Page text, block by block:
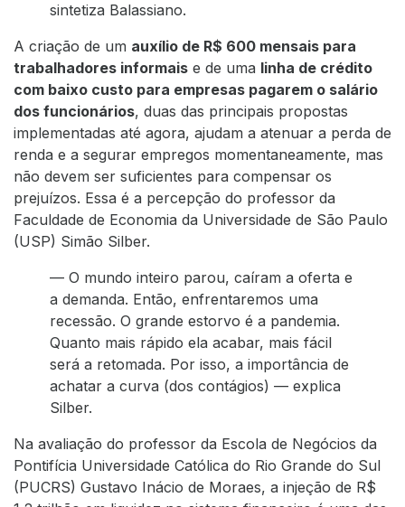
sintetiza Balassiano.
A criação de um auxílio de R$ 600 mensais para
trabalhadores informais e de uma linha de crédito
com baixo custo para empresas pagarem o salário
dos funcionários, duas das principais propostas
implementadas até agora, ajudam a atenuar a perda de
renda e a segurar empregos momentaneamente, mas
não devem ser suficientes para compensar os
prejuízos. Essa é a percepção do professor da
Faculdade de Economia da Universidade de São Paulo
(USP) Simão Silber.
— O mundo inteiro parou, caíram a oferta e
a demanda. Então, enfrentaremos uma
recessão. O grande estorvo é a pandemia.
Quanto mais rápido ela acabar, mais fácil
será a retomada. Por isso, a importância de
achatar a curva (dos contágios) — explica
Silber.
Na avaliação do professor da Escola de Negócios da
Pontifícia Universidade Católica do Rio Grande do Sul
(PUCRS) Gustavo Inácio de Moraes, a injeção de R$